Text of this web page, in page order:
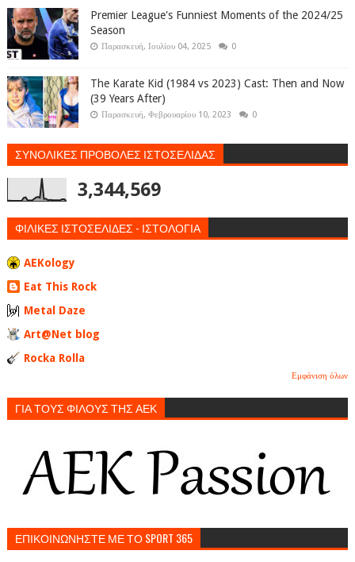
Premier League's Funniest Moments of the 2024/25
Season
Παρασκευή, Ιουλίου 04, 2025 0
The Karate Kid (1984 vs 2023) Cast: Then and Now
(39 Years After)
Παρασκευή, Φεβρουαρίου 10, 2023 0
ΣΥΝΟΛΙΚΕΣ ΠΡΟΒΟΛΕΣ ΙΣΤΟΣΕΛΙΔΑΣ
3,344,569
ΦΙΛΙΚΕΣ ΙΣΤΟΣΕΛΙΔΕΣ - ΙΣΤΟΛΟΓΙΑ
AEKology
Eat This Rock
Metal Daze
Art@Net blog
Rocka Rolla
Εμφάνιση όλων
ΓΙΑ ΤΟΥΣ ΦΙΛΟΥΣ ΤΗΣ ΑΕΚ
ΕΠΙΚΟΙΝΩΝΗΣΤΕ ΜΕ ΤΟ SPORT 365